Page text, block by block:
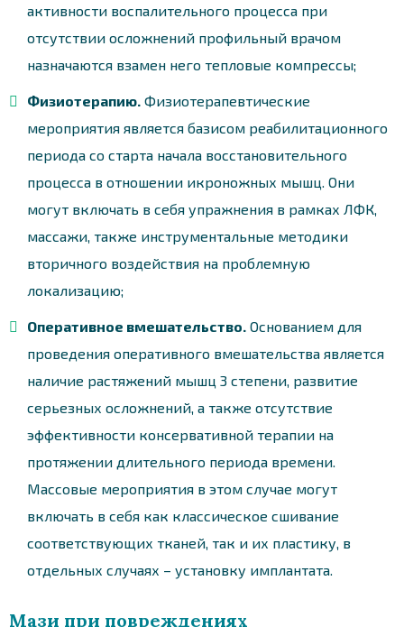
активности воспалительного процесса при
отсутствии осложнений профильный врачом
назначаются взамен него тепловые компрессы;
Физиотерапию. Физиотерапевтические
мероприятия является базисом реабилитационного
периода со старта начала восстановительного
процесса в отношении икроножных мышц. Они
могут включать в себя упражнения в рамках ЛФК,
массажи, также инструментальные методики
вторичного воздействия на проблемную
локализацию;
Оперативное вмешательство. Основанием для
проведения оперативного вмешательства является
наличие растяжений мышц 3 степени, развитие
серьезных осложнений, а также отсутствие
эффективности консервативной терапии на
протяжении длительного периода времени.
Массовые мероприятия в этом случае могут
включать в себя как классическое сшивание
соответствующих тканей, так и их пластику, в
отдельных случаях – установку имплантата.
Мази при повреждениях